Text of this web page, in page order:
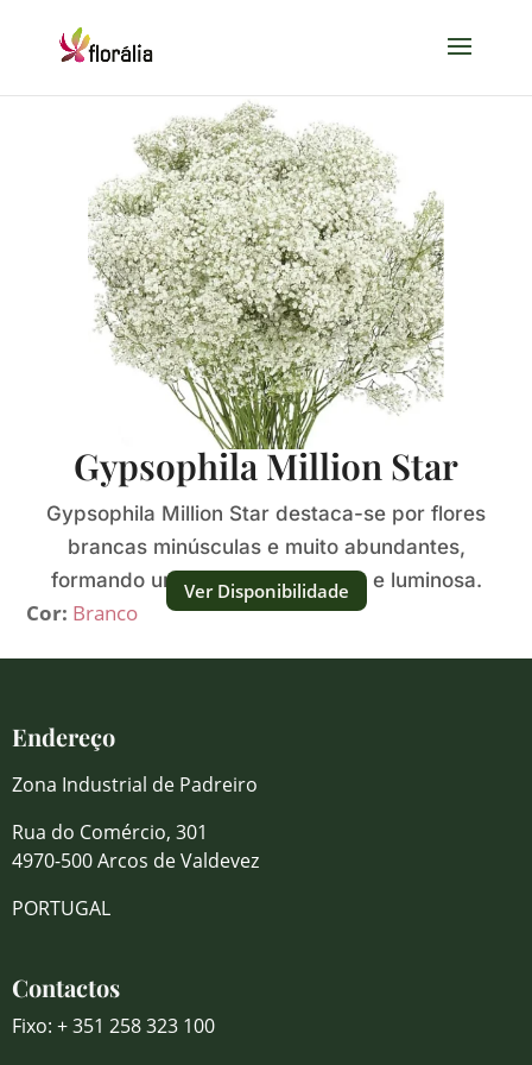
Gypsophila Million Star
Gypsophila Million Star destaca-se por flores
brancas minúsculas e muito abundantes,
formando uma nuvem compacta e luminosa.
Cor: Branco
Ver Disponibilidade
Endereço
Zona Industrial de Padreiro
Rua do Comércio, 301
4970-500 Arcos de Valdevez
PORTUGAL
Contactos
Fixo: + 351 258 323 100